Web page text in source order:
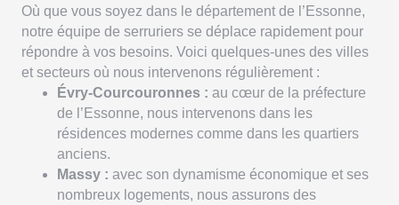
Où que vous soyez dans le département de l’Essonne,
notre équipe de serruriers se déplace rapidement pour
répondre à vos besoins. Voici quelques-unes des villes
et secteurs où nous intervenons régulièrement :
Évry-Courcouronnes : au cœur de la préfecture
de l’Essonne, nous intervenons dans les
résidences modernes comme dans les quartiers
anciens.
Massy : avec son dynamisme économique et ses
nombreux logements, nous assurons des